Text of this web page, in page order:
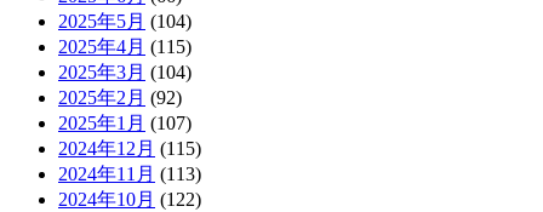
2025年5月 (104)
2025年4月 (115)
2025年3月 (104)
2025年2月 (92)
2025年1月 (107)
2024年12月 (115)
2024年11月 (113)
2024年10月 (122)